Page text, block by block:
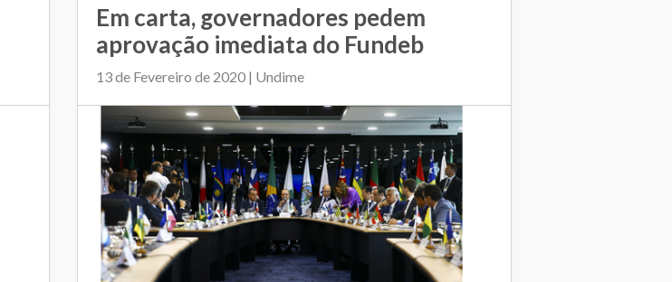
Em carta, governadores pedem
aprovação imediata do Fundeb
13 de Fevereiro de 2020 | Undime